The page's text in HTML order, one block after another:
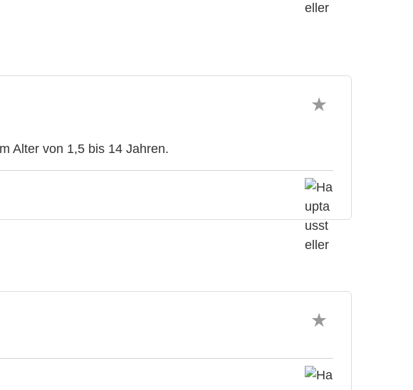
Alter von 1,5 bis 14 Jahren.